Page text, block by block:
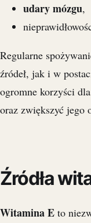
udary mózgu,
Regularne
źródeł, jak i w
ogromne korzyści
oraz zwiększyć jego
Źródła
Witamina E to